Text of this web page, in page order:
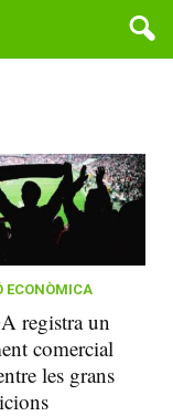
ECONÒMICA
registra un
comercial
les grans